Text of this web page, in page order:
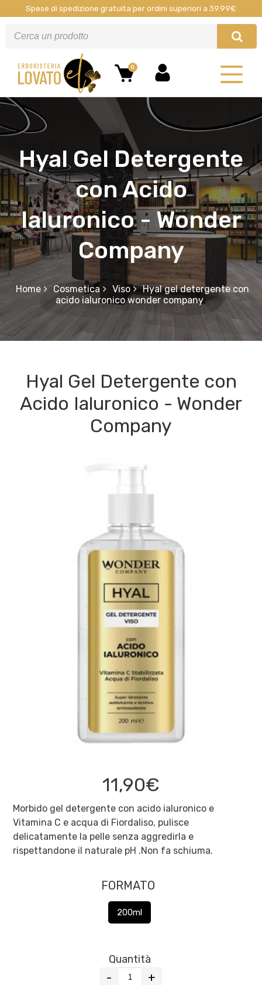
Spese di spedizione gratuita per ordini superiori a 39.99€
0
Hyal Gel Detergente
con Acido
Ialuronico - Wonder
Company
Home Cosmetica Viso
Hyal gel detergente con
acido ialuronico wonder company
Hyal Gel Detergente con
Acido Ialuronico - Wonder
Company
11,90€
Morbido gel detergente con acido ialuronico e
Vitamina C e acqua di Fiordaliso, pulisce
delicatamente la pelle senza aggredirla e
rispettandone il naturale pH .Non fa schiuma.
FORMATO
200ml
Quantità
- +